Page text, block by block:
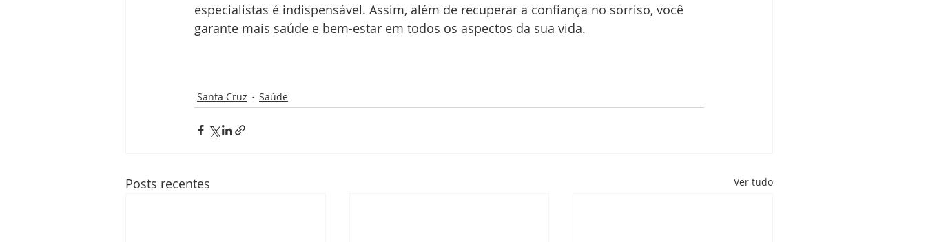
especialistas é indispensável. Assim, além de recuperar a confiança no sorriso, você
garante mais saúde e bem-estar em todos os aspectos da sua vida.
Santa Cruz Saúde
Posts recentes Ver tudo